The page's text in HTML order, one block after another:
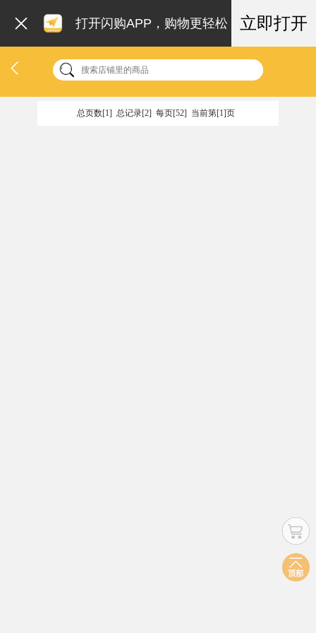
打开闪购APP，购物更轻松 立即打开
总页数[1] 总记录[2] 每页[52] 当前第[1]页